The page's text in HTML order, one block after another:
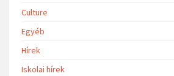
Culture
Egyéb
Hírek
Iskolai hírek